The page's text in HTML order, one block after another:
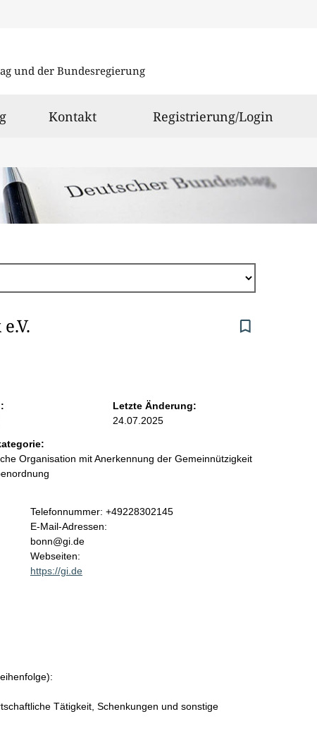
und der Bundesregierung
Kontakt Registrierung/Login
Letzte Änderung:
24.07.2025
Organisation mit Anerkennung der Gemeinnützigkeit
K
o
n
t
a
r
a
Telefonnummer: +49228302145
E-Mail-Adressen:
bonn@gi.de
Webseiten:
https://gi.de
Tätigkeit, Schenkungen und sonstige